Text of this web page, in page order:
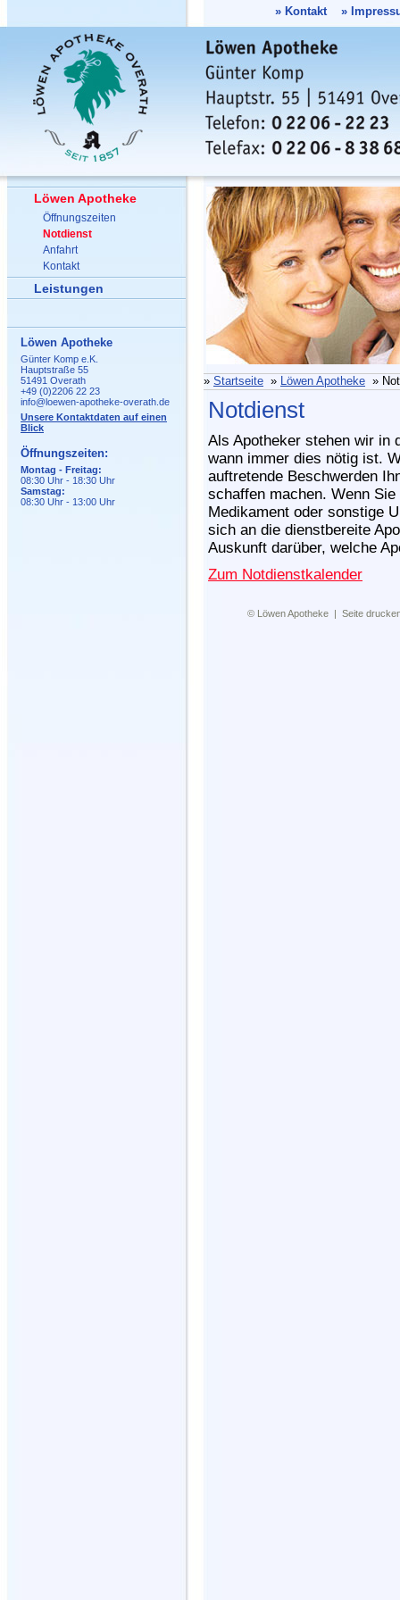
» Kontakt»
Löwen Apotheke
Öffnungszeiten
Notdienst
Anfahrt
Kontakt
Leistungen
Löwen Apotheke
Günter Komp e.K.
Hauptstraße 55
51491 Overath
+49 (0)2206 22 23
info@loewen-apotheke-overath.de
Unsere Kontaktdaten auf einen
Blick
Öffnungszeiten:
Montag - Freitag:
08:30 Uhr - 18:30 Uhr
Samstag:
08:30 Uhr - 13:00 Uhr
» Startseite » Löwen Apotheke »
Notdienst
Als Apotheker stehen wir in
wann immer dies nötig ist.
auftretende Beschwerden
schaffen machen. Wenn
Medikament oder sonstige
sich an die dienstbereite
Auskunft darüber, welche
Zum Notdienstkalender
© Löwen Apotheke | Seite